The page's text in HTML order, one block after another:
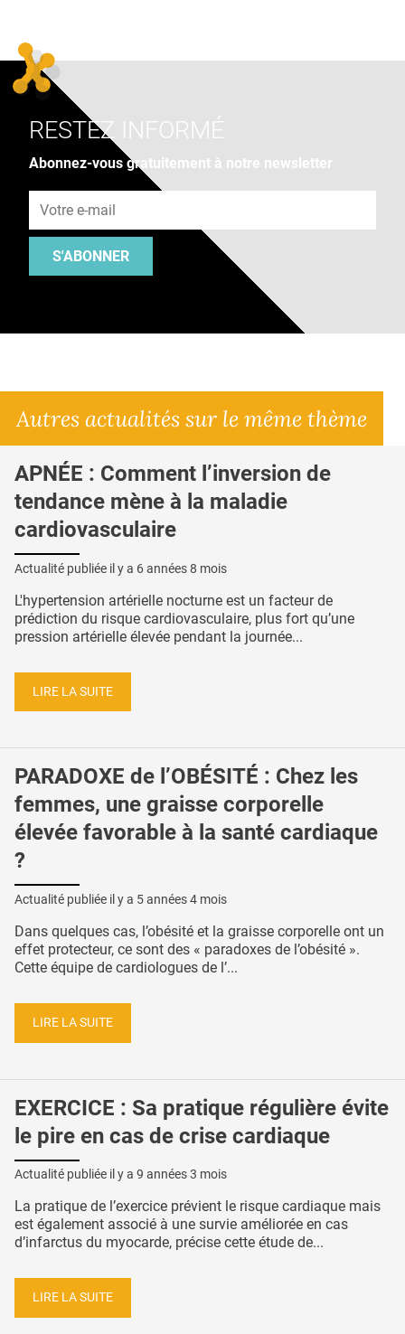
RESTEZ INFORMÉ
Abonnez-vous gratuitement à notre newsletter
S'ABONNER
Autres actualités sur le même thème
APNÉE : Comment l’inversion de
tendance mène à la maladie
cardiovasculaire
Actualité publiée il y a 6 années 8 mois
L'hypertension artérielle nocturne est un facteur de
prédiction du risque cardiovasculaire, plus fort qu’une
pression artérielle élevée pendant la journée...
LIRE LA SUITE
PARADOXE de l’OBÉSITÉ : Chez les
femmes, une graisse corporelle
élevée favorable à la santé cardiaque
?
Actualité publiée il y a 5 années 4 mois
Dans quelques cas, l’obésité et la graisse corporelle ont un
effet protecteur, ce sont des « paradoxes de l’obésité ».
Cette équipe de cardiologues de l’...
LIRE LA SUITE
EXERCICE : Sa pratique régulière évite
le pire en cas de crise cardiaque
Actualité publiée il y a 9 années 3 mois
La pratique de l’exercice prévient le risque cardiaque mais
est également associé à une survie améliorée en cas
d’infarctus du myocarde, précise cette étude de...
LIRE LA SUITE